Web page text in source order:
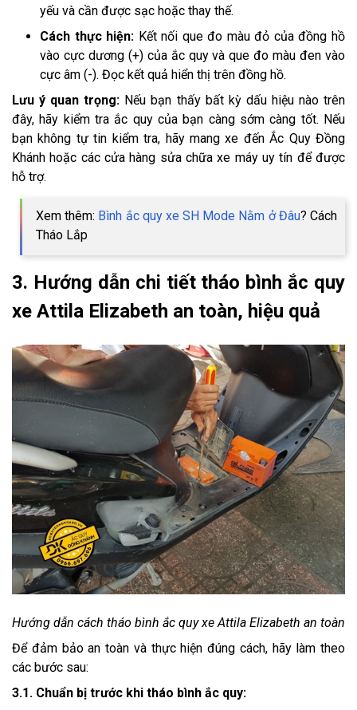
yếu và cần được sạc hoặc thay thế.
Cách thực hiện: Kết nối que đo màu đỏ của đồng hồ
vào cực dương (+) của ắc quy và que đo màu đen vào
cực âm (-). Đọc kết quả hiển thị trên đồng hồ.
Lưu ý quan trọng: Nếu bạn thấy bất kỳ dấu hiệu nào trên
đây, hãy kiểm tra ắc quy của bạn càng sớm càng tốt. Nếu
bạn không tự tin kiểm tra, hãy mang xe đến Ắc Quy Đồng
Khánh hoặc các cửa hàng sửa chữa xe máy uy tín để được
hỗ trợ.
Xem thêm: Bình ắc quy xe SH Mode Nằm ở Đâu? Cách
Tháo Lắp
3. Hướng dẫn chi tiết tháo bình ắc quy
xe Attila Elizabeth an toàn, hiệu quả
Hướng dẫn cách tháo bình ắc quy xe Attila Elizabeth an toàn
Để đảm bảo an toàn và thực hiện đúng cách, hãy làm theo
các bước sau:
3.1. Chuẩn bị trước khi tháo bình ắc quy: